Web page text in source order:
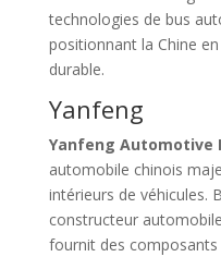
technologies de bus
positionnant la Chine
durable.
Yanfeng
Yanfeng Automotive
automobile chinois
intérieurs de véhicules.
constructeur
fournit des